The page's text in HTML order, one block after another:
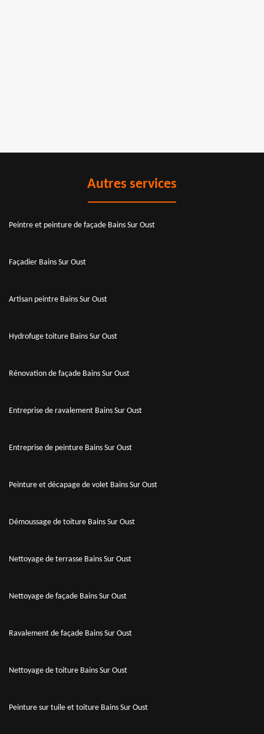
Autres services
Peintre et peinture de façade Bains Sur Oust
Façadier Bains Sur Oust
Artisan peintre Bains Sur Oust
Hydrofuge toiture Bains Sur Oust
Rénovation de façade Bains Sur Oust
Entreprise de ravalement Bains Sur Oust
Entreprise de peinture Bains Sur Oust
Peinture et décapage de volet Bains Sur Oust
Démoussage de toiture Bains Sur Oust
Nettoyage de terrasse Bains Sur Oust
Nettoyage de façade Bains Sur Oust
Ravalement de façade Bains Sur Oust
Nettoyage de toiture Bains Sur Oust
Peinture sur tuile et toiture Bains Sur Oust